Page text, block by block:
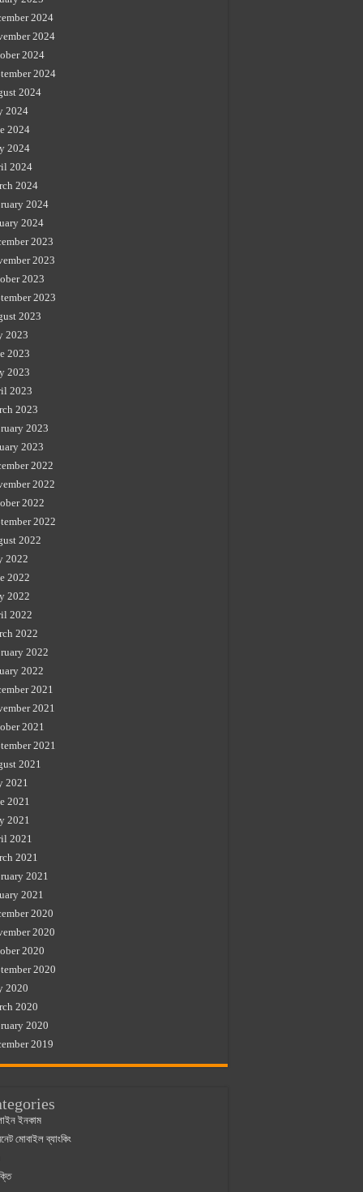
2024
2024
2024
2024
2024
2024
2024
2024
2024
2024
2024
2024
2023
2023
2023
2023
2023
2023
2023
2023
2023
2023
2023
2023
2022
2022
2022
2022
2022
2022
2022
2022
2022
2022
2022
2022
2021
2021
2021
2021
2021
2021
2021
2021
2021
2021
2021
2021
2020
2020
2020
2020
2020
2020
2020
2019
ইনকাম
মোবাইল ব্যাংকিং